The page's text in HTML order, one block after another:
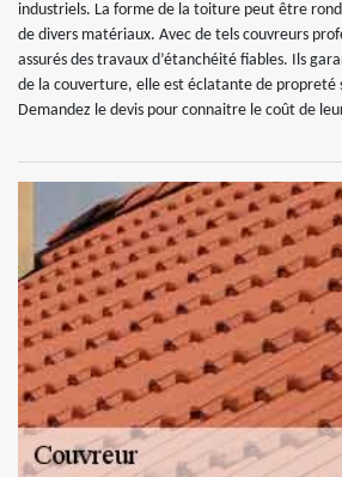
industriels. La forme de la toiture peut être
de divers matériaux. Avec de tels couvreurs
assurés des travaux d’étanchéité fiables. Ils
de la couverture, elle est éclatante de
Demandez le devis pour connaitre le coût de